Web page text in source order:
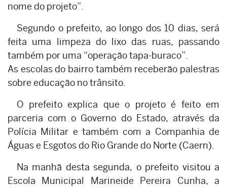
nome do projeto”.
Segundo o prefeito, ao longo dos 10 dias, será
feita uma limpeza do lixo das ruas, passando
também por uma “operação tapa-buraco”.
As escolas do bairro também receberão palestras
sobre educação no trânsito.
O prefeito explica que o projeto é feito em
parceria com o Governo do Estado, através da
Polícia Militar e também com a Companhia de
Águas e Esgotos do Rio Grande do Norte (Caern).
Na manhã desta segunda, o prefeito visitou a
Escola Municipal Marineide Pereira Cunha, a